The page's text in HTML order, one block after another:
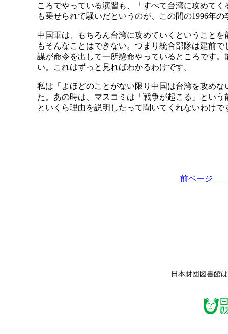
ころでやっている演習も、「すべて台湾に攻めて
も乗せられて騒いだというのが、この間の1996年
中国軍は、もちろん台湾に攻めていくということ
もそんなことはできない。つまり統合部隊は建前
謀が命令を出して一所懸命やっているところです
い。これはずっと見ればわかるわけです。
私は「よほどのことがない限り中国は台湾を攻め
た。あの時は、マスコミは「戦争が起こる」とい
といくら理由を説明したって聞いてくれないわけで
前ペー
日本財団図書館